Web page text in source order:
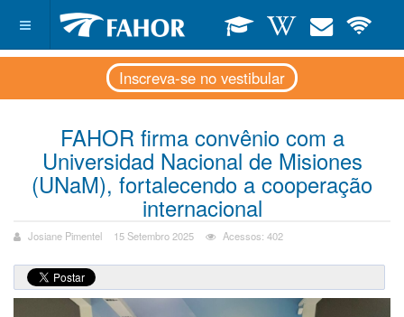
Inscreva-se no vestibular
FAHOR firma convênio com a
Universidad Nacional de Misiones
(UNaM), fortalecendo a cooperação
internacional
Josiane Pimentel 15 Setembro 2025 Acessos: 402